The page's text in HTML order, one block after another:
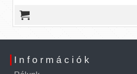
Információk